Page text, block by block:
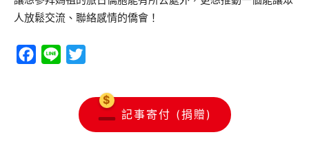
人放鬆交流、聯絡感情的僑會！
Facebook
Line
記事寄付 (捐贈)